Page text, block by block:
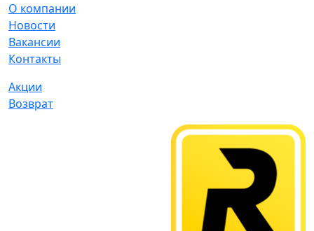
О компании
Новости
Вакансии
Контакты
Акции
Возврат